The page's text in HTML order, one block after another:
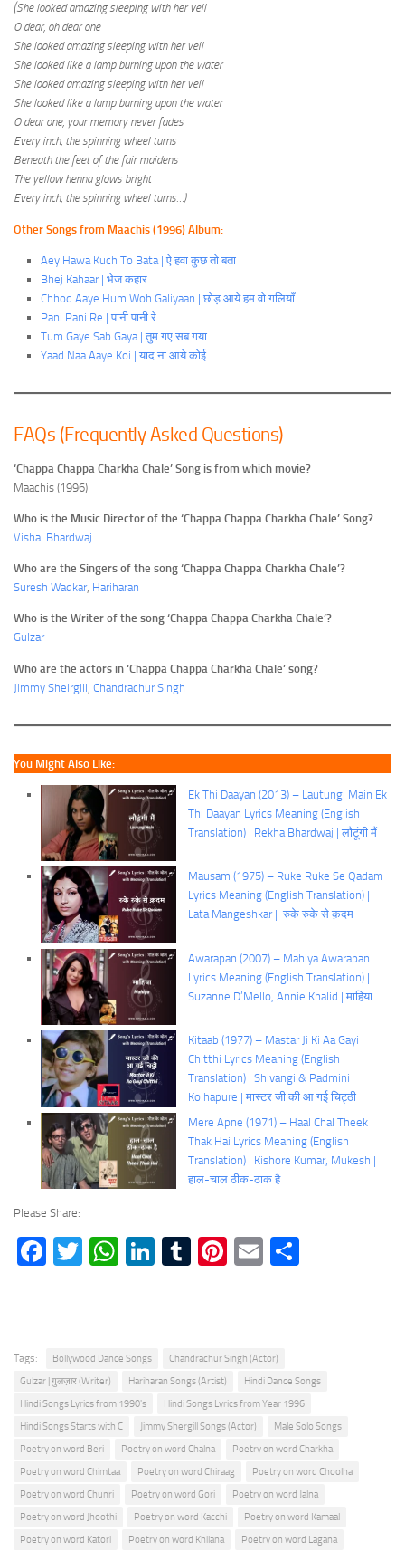
(She looked amazing sleeping with her veil
O dear, oh dear one
She looked amazing sleeping with her veil
She looked like a lamp burning upon the water
She looked amazing sleeping with her veil
She looked like a lamp burning upon the water
O dear one, your memory never fades
Every inch, the spinning wheel turns
Beneath the feet of the fair maidens
The yellow henna glows bright
Every inch, the spinning wheel turns…)
Other Songs from Maachis (1996) Album:
Aey Hawa Kuch To Bata | ऐ हवा कुछ तो बता
Bhej Kahaar | भेज कहार
Chhod Aaye Hum Woh Galiyaan | छोड़ आये हम वो गलियाँ
Pani Pani Re | पानी पानी रे
Tum Gaye Sab Gaya | तुम गए सब गया
Yaad Naa Aaye Koi | याद ना आये कोई
FAQs (Frequently Asked Questions)
‘Chappa Chappa Charkha Chale’ Song is from which movie?
Maachis (1996)
Who is the Music Director of the ‘Chappa Chappa Charkha Chale’ Song?
Vishal Bhardwaj
Who are the Singers of the song ‘Chappa Chappa Charkha Chale’?
Suresh Wadkar, Hariharan
Who is the Writer of the song ‘Chappa Chappa Charkha Chale’?
Gulzar
Who are the actors in ‘Chappa Chappa Charkha Chale’ song?
Jimmy Sheirgill Chandrachur Singh
You Might Also Like:
Ek Thi Daayan (2013) – Lautungi Main Ek
Thi Daayan Lyrics Meaning (English
Translation) | Rekha Bhardwaj | लौटूंगी मैं
Mausam (1975) – Ruke Ruke Se Qadam
Lyrics Meaning (English Translation) |
Lata Mangeshkar | रुके रुके से क़दम
Awarapan (2007) – Mahiya Awarapan
Lyrics Meaning (English Translation) |
Suzanne D’Mello, Annie Khalid | माहिया
Kitaab (1977) – Mastar Ji Ki Aa Gayi
Chitthi Lyrics Meaning (English
Translation) | Shivangi & Padmini
Kolhapure | मास्टर जी की आ गई चिट्ठी
Mere Apne (1971) – Haal Chal Theek
Thak Hai Lyrics Meaning (English
Translation) | Kishore Kumar, Mukesh |
हाल-चाल ठीक-ठाक है
Please Share:
Facebook
TwitterWhatsApp
LinkedIn
Tumblr
Pinterest
Email
Tags: Bollywood Dance Songs
Chandrachur Singh (Actor)
Gulzar | गुलज़ार (Writer)
Hariharan Songs (Artist)
Hindi Dance Songs
Hindi Songs Lyrics from 1990's
Hindi Songs Lyrics from Year 1996
Hindi Songs Starts with C
Jimmy Shergill Songs (Actor)
Male Solo Songs
Poetry on word Beri
Poetry on word Chalna
Poetry on word Charkha
Poetry on word Chimtaa
Poetry on word Chiraag
Poetry on word Choolha
Poetry on word Chunri
Poetry on word Gori
Poetry on word Jalna
Poetry on word Jhoothi
Poetry on word Kacchi
Poetry on word Kamaal
Poetry on word Katori
Poetry on word Khilana
Poetry on word Lagana